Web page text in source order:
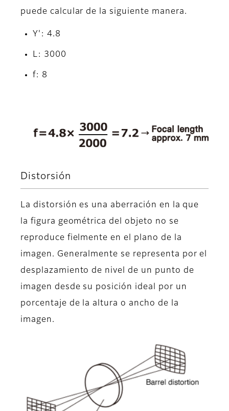
puede calcular de la siguiente manera.
Y': 4.8
L: 3000
f: 8
Distorsión
La distorsión es una aberración en la que
la figura geométrica del objeto no se
reproduce fielmente en el plano de la
imagen. Generalmente se representa por el
desplazamiento de nivel de un punto de
imagen desde su posición ideal por un
porcentaje de la altura o ancho de la
imagen.